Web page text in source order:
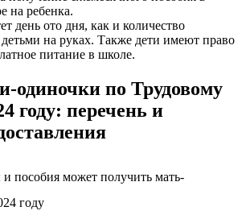
на ребенка.
день ото дня, как и количество
на руках. Также дети имеют право
питание в школе.
одиночки по Трудовому
году: перечень и
пособия может получить мать-
году